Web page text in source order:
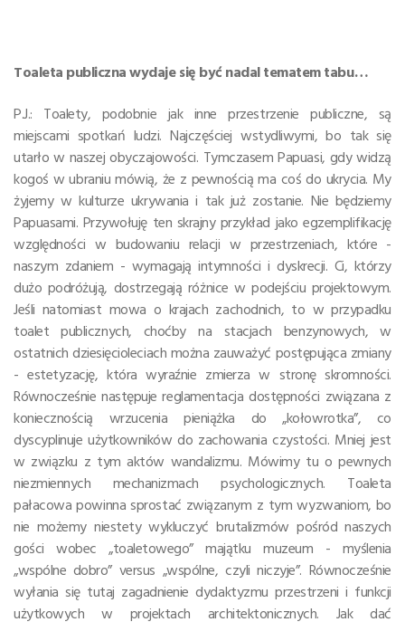
Toaleta publiczna wydaje się być nadal tematem tabu…
P.J.: Toalety, podobnie jak inne przestrzenie publiczne, są
miejscami spotkań ludzi. Najczęściej wstydliwymi, bo tak się
utarło w naszej obyczajowości. Tymczasem Papuasi, gdy widzą
kogoś w ubraniu mówią, że z pewnością ma coś do ukrycia. My
żyjemy w kulturze ukrywania i tak już zostanie. Nie będziemy
Papuasami. Przywołuję ten skrajny przykład jako egzemplifikację
względności w budowaniu relacji w przestrzeniach, które -
naszym zdaniem - wymagają intymności i dyskrecji. Ci, którzy
dużo podróżują, dostrzegają różnice w podejściu projektowym.
Jeśli natomiast mowa o krajach zachodnich, to w przypadku
toalet publicznych, choćby na stacjach benzynowych, w
ostatnich dziesięcioleciach można zauważyć postępująca zmiany
- estetyzację, która wyraźnie zmierza w stronę skromności.
Równocześnie następuje reglamentacja dostępności związana z
koniecznością wrzucenia pieniążka do „kołowrotka”, co
dyscyplinuje użytkowników do zachowania czystości. Mniej jest
w związku z tym aktów wandalizmu. Mówimy tu o pewnych
niezmiennych mechanizmach psychologicznych. Toaleta
pałacowa powinna sprostać związanym z tym wyzwaniom, bo
nie możemy niestety wykluczyć brutalizmów pośród naszych
gości wobec „toaletowego” majątku muzeum - myślenia
„wspólne dobro” versus „wspólne, czyli niczyje”. Równocześnie
wyłania się tutaj zagadnienie dydaktyzmu przestrzeni i funkcji
użytkowych w projektach architektonicznych. Jak dać